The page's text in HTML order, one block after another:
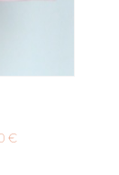
€